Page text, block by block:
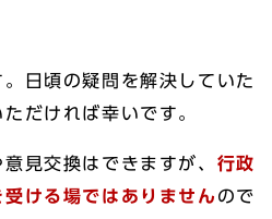
日頃の疑問を解決していた
だければ幸いです。
見交換はできますが、 行政
ける場ではありません ので